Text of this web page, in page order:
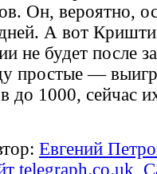
Он, вероятно,
А вот
не будет после
простые —
до 1000, сейчас
Евгений
telegraph.co.uk,